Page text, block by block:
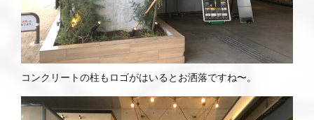
コンクリートの柱もロゴがはいるとお洒落ですね〜。